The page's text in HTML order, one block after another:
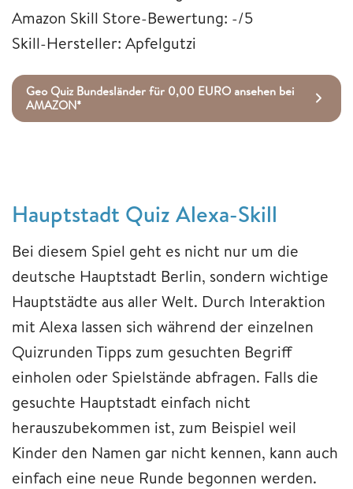
Amazon Skill Store-Bewertung: -/5
Skill-Hersteller: Apfelgutzi
Geo Quiz Bundesländer für 0,00 EURO ansehen bei
AMAZON*
Hauptstadt Quiz Alexa-Skill
Bei diesem Spiel geht es nicht nur um die
deutsche Hauptstadt Berlin, sondern wichtige
Hauptstädte aus aller Welt. Durch Interaktion
mit Alexa lassen sich während der einzelnen
Quizrunden Tipps zum gesuchten Begriff
einholen oder Spielstände abfragen. Falls die
gesuchte Hauptstadt einfach nicht
herauszubekommen ist, zum Beispiel weil
Kinder den Namen gar nicht kennen, kann auch
einfach eine neue Runde begonnen werden.